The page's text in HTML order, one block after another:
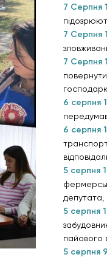
7 Серпня
7 Серпня
7 Серпня
6 серпня
6 серпня
5 серпня
депутата,
5 серпня
пайового
5 серпня